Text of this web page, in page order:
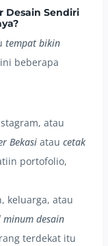
Desain Sendiri
tempat bikin
beberapa
atau
Bekasi atau cetak
portofolio,
keluarga, atau
desain
terdekat itu